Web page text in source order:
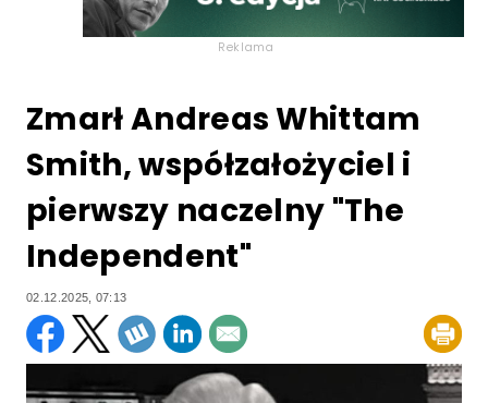
Reklama
Zmarł Andreas Whittam
Smith, współzałożyciel i
pierwszy naczelny "The
Independent"
02.12.2025, 07:13